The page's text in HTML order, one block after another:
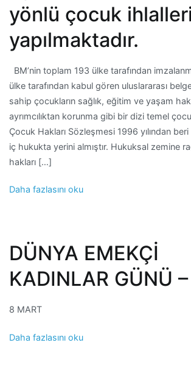
yönlü çocuk
yapılmaktadır.
BM’nin toplam 193 ülke tarafından
ülke tarafından kabul gören uluslararası
sahip çocukların sağlık, eğitim ve yaşam
ayrımcılıktan korunma gibi bir dizi temel
Çocuk Hakları Sözleşmesi 1996 yılından beri
iç hukukta yerini almıştır. Hukuksal zemine
hakları […]
Daha fazlasını oku
DÜNYA EMEKÇİ
KADINLAR GÜNÜ
8 MART
Daha fazlasını oku